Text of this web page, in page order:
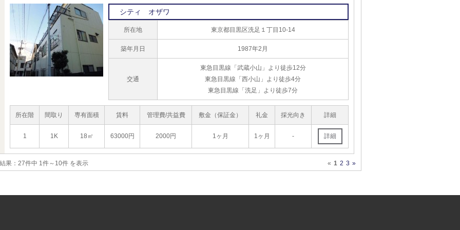
シティ オザワ
所在地 東京都目黒区洗足１丁目10-14
築年月日 1987年2月
交通
東急目黒線「武蔵小山」より徒歩12分
東急目黒線「西小山」より徒歩4分
東急目黒線「洗足」より徒歩7分
所在階 間取り 専有面積 賃料 管理費/共益費 敷金（保証金） 礼金 採光向き 詳細
1 1K 18㎡ 63000円 2000円 1ヶ月 1ヶ月 -
果： 27件中 1件～10件 を表示 « 1 2 3 »